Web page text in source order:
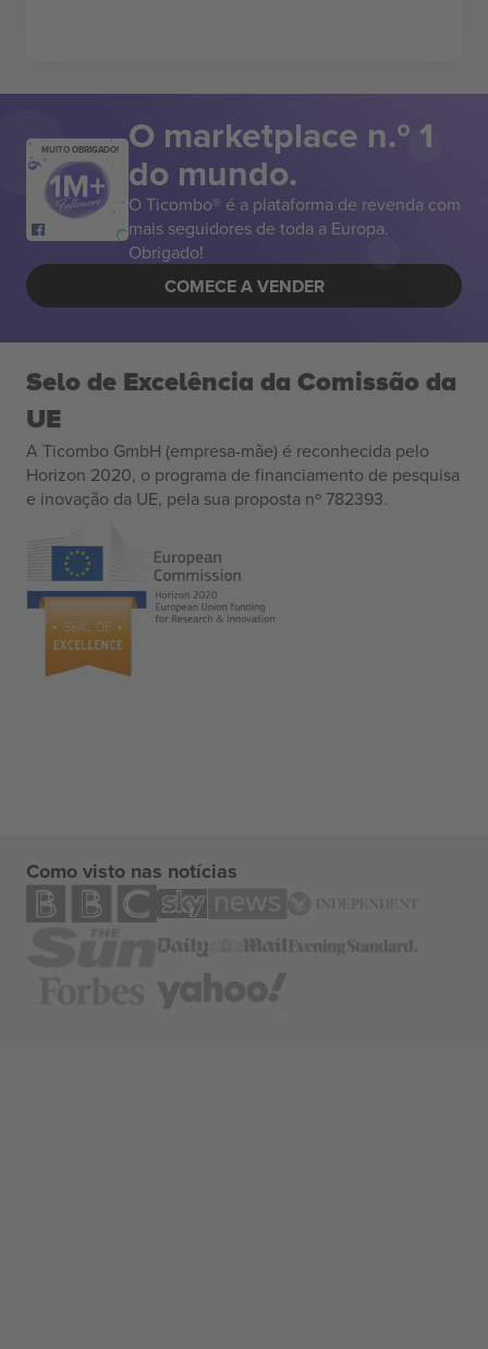
MUITO OBRIGADO! O marketplace n.º 1
do mundo.
O Ticombo® é a plataforma de revenda com
mais seguidores de toda a Europa.
Obrigado!
COMECE A VENDER
Selo de Excelência da Comissão da
UE
A Ticombo GmbH (empresa-mãe) é reconhecida pelo
Horizon 2020, o programa de financiamento de pesquisa
e inovação da UE, pela sua proposta nº 782393.
Como visto nas notícias